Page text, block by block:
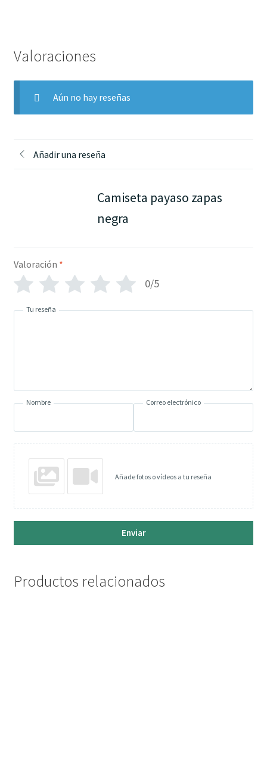
Valoraciones
Aún no hay reseñas
Añadir una reseña
Camiseta payaso zapas
negra
Valoración *
0/5
Tu reseña
Nombre Correo electrónico
Añade fotos o vídeos a tu reseña
Enviar
Productos relacionados